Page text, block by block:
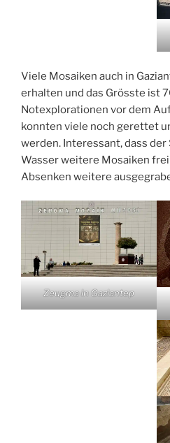
Viele Mosaiken auch in
erhalten und das Grösste ist
Notexplorationen vor dem
konnten viele noch gerettet
werden. Interessant, dass der
Wasser weitere Mosaiken
Absenken weitere
Zeugma in Gaziantep